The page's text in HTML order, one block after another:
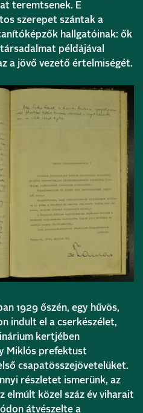
teremtsenek. E
szerepet szántak a
hallgatóinak: ők
példájával
a jövő vezető értelmiségét.
1929 őszén, egy hűvös,
indult el a cserkészélet,
kertjében
Miklós prefektust
csapatösszejövetelüket.
részletet ismerünk, az
elmúlt közel száz év viharait
átvészelte a